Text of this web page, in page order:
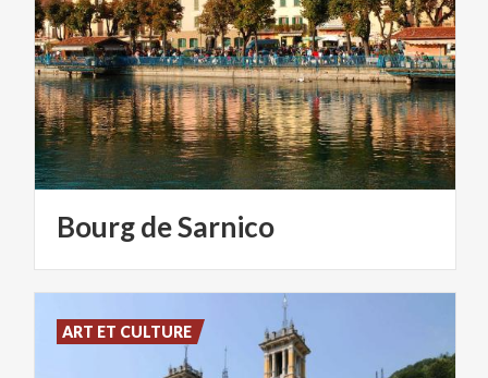
BourgdeSarnico
ART ET CULTURE